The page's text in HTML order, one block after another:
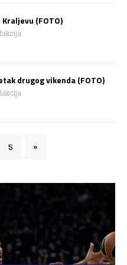
(FOTO)
drugog vikenda (FOTO)
5 »